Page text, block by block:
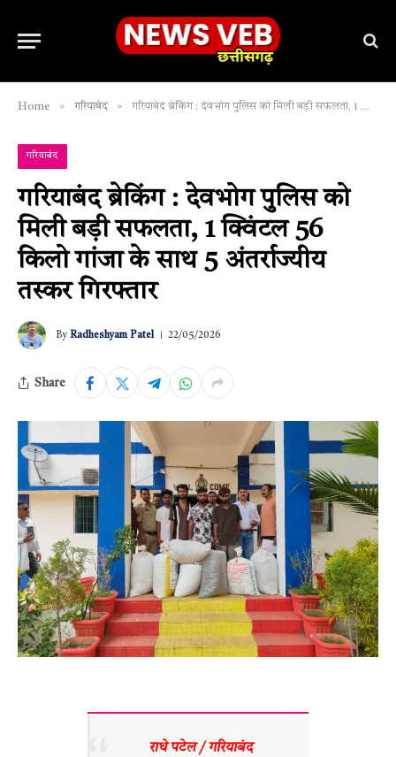
Home » गरियाबंद » गरियाबंद ब्रेकिंग : देवभोग पुलिस को मिली बड़ी सफलता, 1 क्विंटल 56 किलो गांजा के साथ 5 अंतर्राज्यीय तस्कर गिरफ्तार
गरियाबंद
गरियाबंद ब्रेकिंग : देवभोग पुलिस को
मिली बड़ी सफलता, 1 क्विंटल 56
किलो गांजा के साथ 5 अंतर्राज्यीय
तस्कर गिरफ्तार
By Radheshyam Patel 22/05/2026
Share
राधे पटेल / गरियाबंद